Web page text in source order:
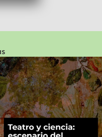
del Siglo XX